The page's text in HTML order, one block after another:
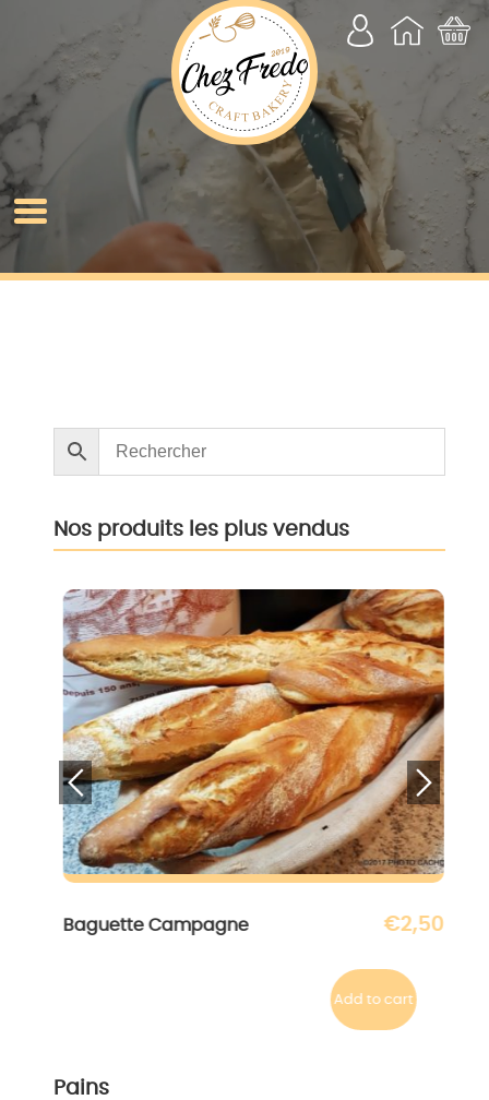
Nos produits les plus vendus
Campagne
Add to cart
Baguette
Pains